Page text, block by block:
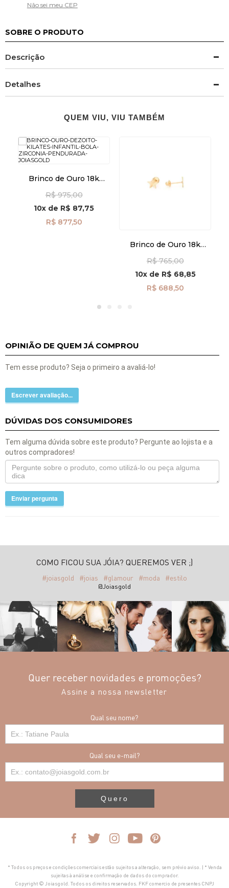
Não sei meu CEP
SOBRE O PRODUTO
Descrição
Detalhes
QUEM VIU, VIU TAMBÉM
Brinco de Ouro 18k
Zircônia Pendurada
br29496
R$ 975,00
10x de R$ 87,75
R$ 877,50
Brinco de Ouro 18k
Trabalhada br29507
R$ 765,00
10xde R$ 68,85
R$ 688,50
OPINIÃO DE QUEM JÁ COMPROU
Tem esse produto? Seja o primeiro a avaliá-lo!
Escrever avaliação...
DÚVIDAS DOS CONSUMIDORES
Tem alguma dúvida sobre este produto? Pergunte ao lojista e a
outros compradores!
Enviar pergunta
COMO FICOU SUA JÓIA? QUEREMOS VER ;)
#joiasgold #joias #glamour #moda #estilo
@Joiasgold
Quer receber novidades e promoções?
Assine a nossa newsletter
Qual seu nome?
Qual seu e-mail?
Quero
* Todos os preços e condições comerciais estão sujeitos a alteração, sem prévio aviso. | * Venda
sujeitas à análise e confirmação de dados do comprador.
Copyright © Joiasgold. Todos os direitos reservados. FKF comercio de presentes CNPJ